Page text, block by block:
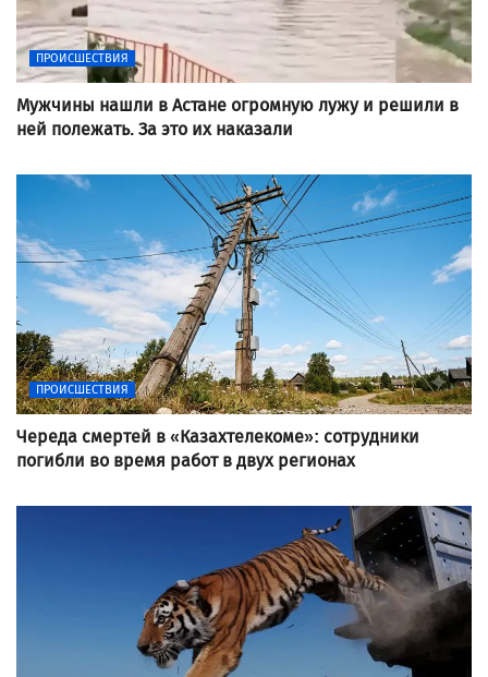
ПРОИСШЕСТВИЯ
Мужчины нашли в Астане огромную лужу и решили в
ней полежать. За это их наказали
ПРОИСШЕСТВИЯ
Череда смертей в «Казахтелекоме»: сотрудники
погибли во время работ в двух регионах